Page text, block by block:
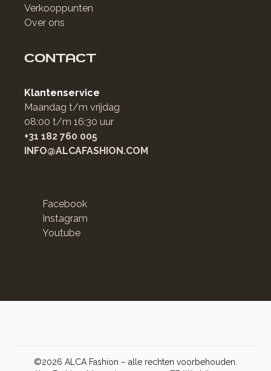
Verkooppunten
Over ons
CONTACT
Klantenservice
Maandag t/m vrijdag
08:00 t/m 16:30 uur
+31 182 760 005
INFO@ALCAFASHION.COM
Facebook
Instagram
Youtube
©2026 ALCA Fashion – alle rechten voorbehouden.